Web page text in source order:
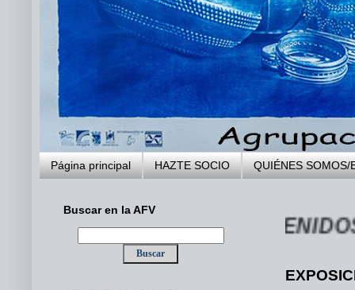
Página principal HAZTE SOCIO QUIÉNES SOMOS/
... BIENVENIDOS A
Buscar en la AFV